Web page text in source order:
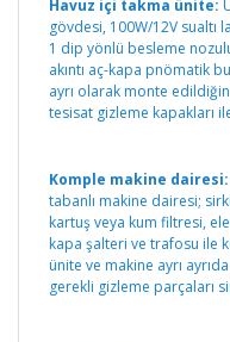
Havuz içi takma ünite:
gövdesi, 100W/12V sualtı
1 dip yönlü besleme
akıntı aç-kapa pnömatik
ayrı olarak monte
tesisat gizleme kapakları
Komple makine dairesi:
tabanlı makine dairesi;
kartuş veya kum filtresi,
kapa şalteri ve trafosu ile
ünite ve makine ayrı
gerekli gizleme parçaları